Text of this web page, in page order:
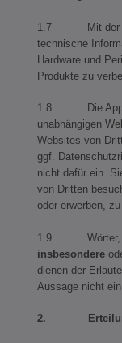
1.7 Mit der
technische
Hardware und
Produkte zu
1.8 Die App
unabhängigen
Websites von
ggf.
nicht dafür ein.
von Dritten
oder erwerben,
1.9 Wörter,
insbesondere
dienen der
Aussage nicht ein.
2. Erteilung